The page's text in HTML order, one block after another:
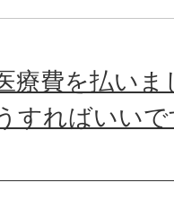
療費を払い
すればいい